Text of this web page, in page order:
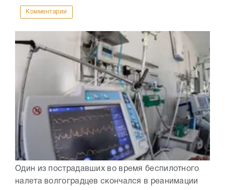
Комментарии
Один из пострадавших во время беспилотного
налета волгоградцев скончался в реанимации